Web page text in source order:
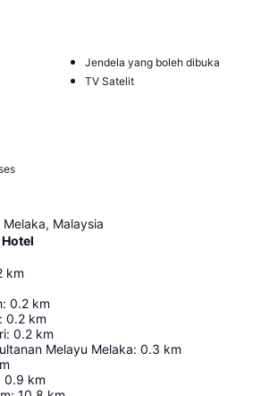
Jendela yang boleh dibuka
TV Satelit
Malaysia
km
: 0.2 km
: 0.2 km
: 0.2 km
Melayu Melaka: 0.3 km
0.9 km